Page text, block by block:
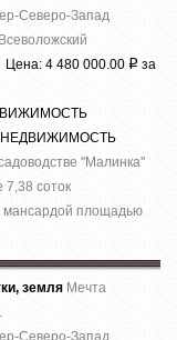
Северо-Запад
4 480 000.00 Р за
НЕДВИЖИМОСТЬ
''Малинка''
7,38 соток
мансардой площадью
земля Мечта
Северо-Запад